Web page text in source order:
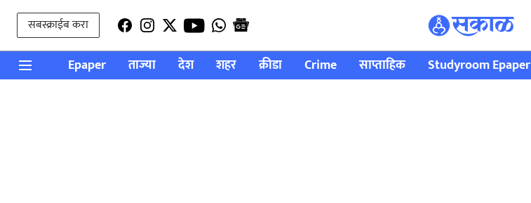
सबस्क्राईब करा
Epaper ताज्या देश शहर क्रीडा Crime साप्ताहिक Studyroom Epaper